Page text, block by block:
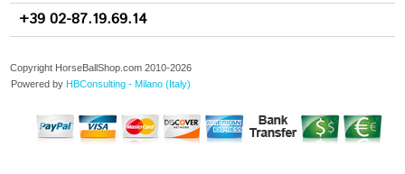
+39 02-87.19.69.14
Copyright HorseBallShop.com 2010-2026
Powered byHBConsulting - Milano (Italy)